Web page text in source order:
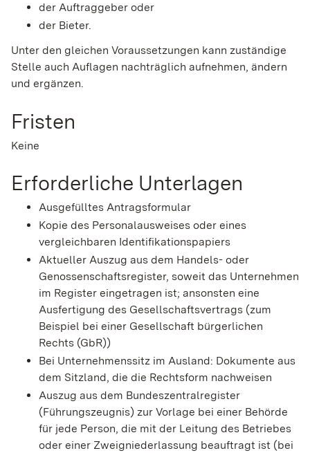
der Auftraggeber oder
der Bieter.
Unter den gleichen Voraussetzungen kann zuständige
Stelle auch Auflagen nachträglich aufnehmen, ändern
und ergänzen.
Fristen
Keine
Erforderliche Unterlagen
Ausgefülltes Antragsformular
Kopie des Personalausweises oder eines
vergleichbaren Identifikationspapiers
Aktueller Auszug aus dem Handels- oder
Genossenschaftsregister, soweit das Unternehmen
im Register eingetragen ist; ansonsten eine
Ausfertigung des Gesellschaftsvertrags (zum
Beispiel bei einer Gesellschaft bürgerlichen
Rechts (GbR))
Bei Unternehmenssitz im Ausland: Dokumente aus
dem Sitzland, die die Rechtsform nachweisen
Auszug aus dem Bundeszentralregister
(Führungszeugnis) zur Vorlage bei einer Behörde
für jede Person, die mit der Leitung des Betriebes
oder einer Zweigniederlassung beauftragt ist (bei